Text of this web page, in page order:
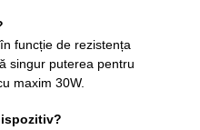
funcție de rezistența
singur puterea pentru
maxim 30W.